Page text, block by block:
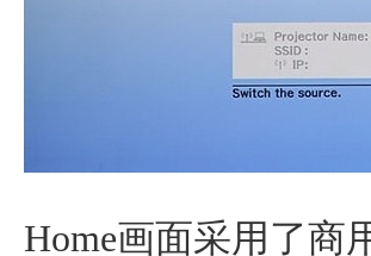
Home画面采用了商